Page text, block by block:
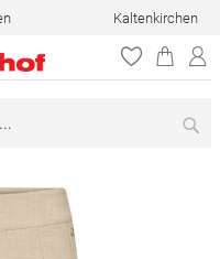
Kaltenkirchen